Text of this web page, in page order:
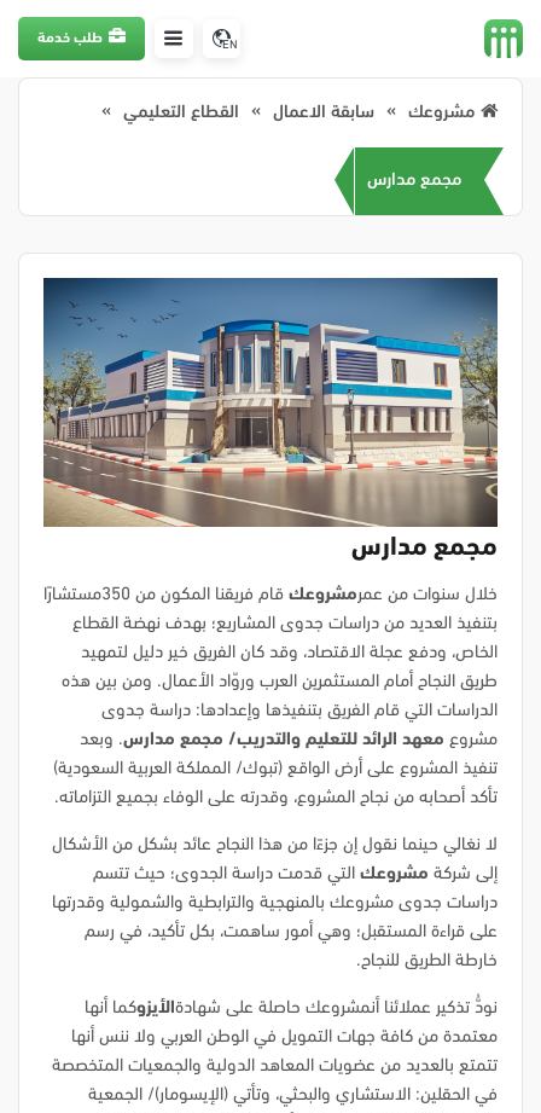
EN طلب خدمة
مشروعك سابقة الاعمال القطاع التعليمي
مجمع مدارس
مجمع مدارس
خلال سنوات من عمرمشروعك
قام فريقنا المكون من 350مستشارًا
بتنفيذ العديد من دراسات جدوى المشاريع؛ بهدف نهضة القطاع
الخاص، ودفع عجلة الاقتصاد، وقد كان الفريق خير دليل لتمهيد
طريق النجاح أمام المستثمرين العرب وروّاد الأعمال. ومن بين هذه
الدراسات التي قام الفريق بتنفيذها وإعدادها: دراسة جدوى
مشروع معهد الرائد للتعليم والتدريب/ مجمع مدارس. وبعد
تنفيذ المشروع على أرض الواقع (تبوك/ المملكة العربية السعودية)
تأكد أصحابه من نجاح المشروع، وقدرته على الوفاء بجميع التزاماته.
لا نغالي حينما نقول إن جزءًا من هذا النجاح عائد بشكل من الأشكال
إلى شركة مشروعك التي قدمت دراسة الجدوى؛ حيث تتسم
دراسات جدوى مشروعك بالمنهجية والترابطية والشمولية وقدرتها
على قراءة المستقبل؛ وهي أمور ساهمت، بكل تأكيد، في رسم
خارطة الطريق للنجاح.
نودُّ تذكير عملائنا أنمشروعك حاصلة على شهادة الأيزوكما أنها
معتمدة من كافة جهات التمويل في الوطن العربي ولا ننس أنها
تتمتع بالعديد من عضويات المعاهد الدولية والجمعيات المتخصصة
في الحقلين: الاستشاري والبحثي، وتأتي (الإيسومار)/ الجمعية